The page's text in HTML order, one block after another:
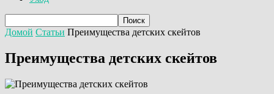
Домой Статьи Преимущества детских скейтов
Преимущества детских скейтов